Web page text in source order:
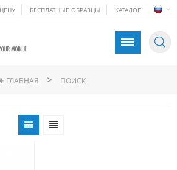
БЕСПЛАТНЫЕ ОБРАЗЦЫ КАТАЛОГ
ГЛАВНАЯ > ПОИСК